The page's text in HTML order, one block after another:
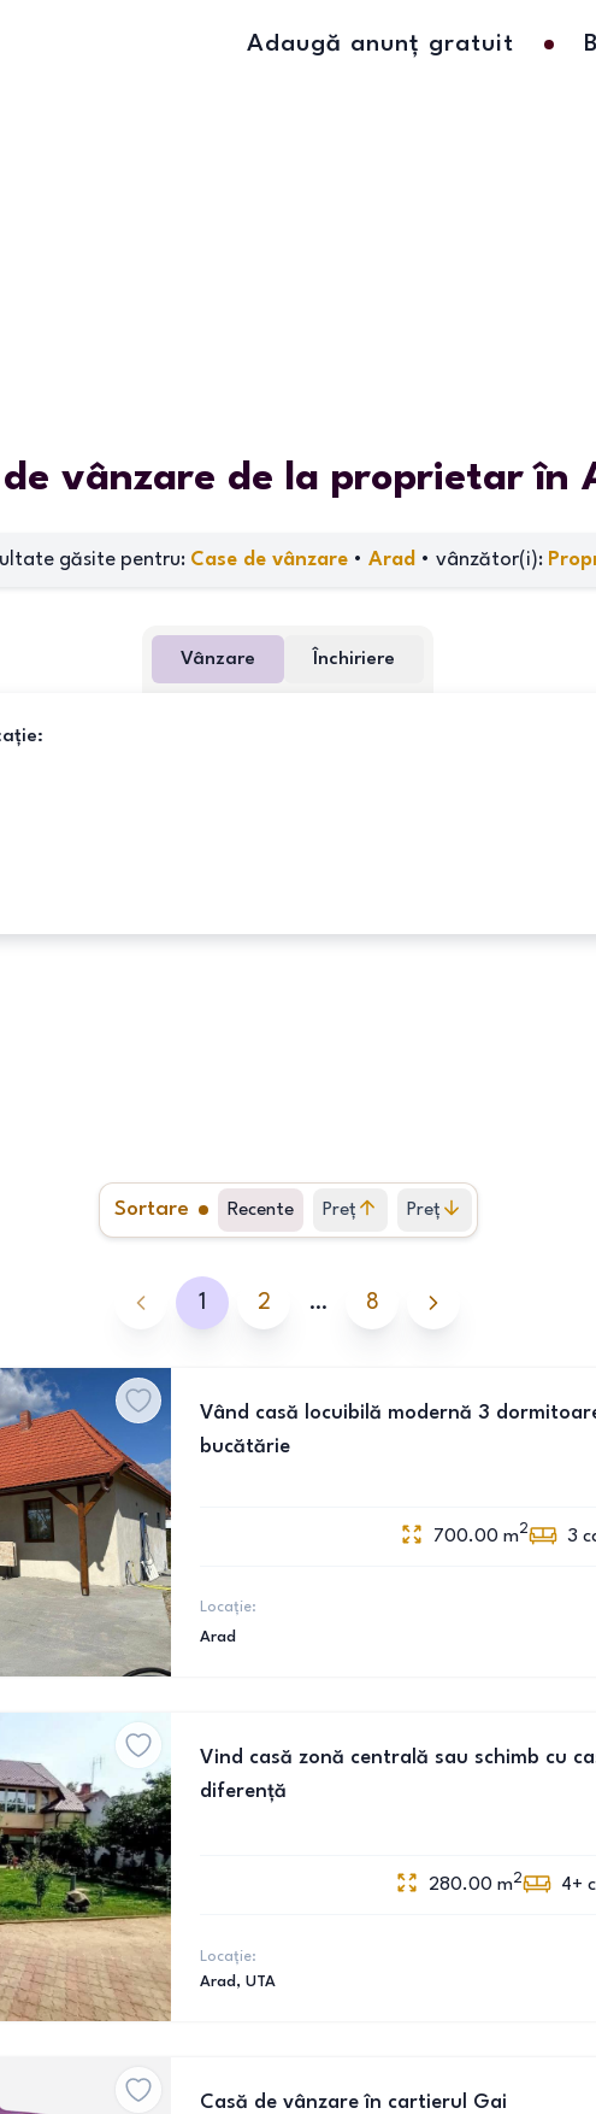
Adaugă anunț gratuit
de vânzare de la proprietar în
găsite pentru: Case de vânzare • Arad • vânzător(i):
Vânzare Închiriere
Sortare Recente Preț
crescător
Preț
descrescător
1 2 … 8
Vând casă locuibilă modernă 3
bucătărie
700.00 m2 3
Locație:
Arad
Vind casă zonă centrală sau schimb cu
diferență
280.00 m2 4+
Locație:
Arad , UTA
Casă de vânzare în cartierul Gai